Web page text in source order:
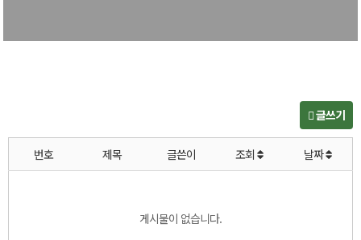
글쓰기
번호 제목 글쓴이 조회 날짜
게시물이 없습니다.